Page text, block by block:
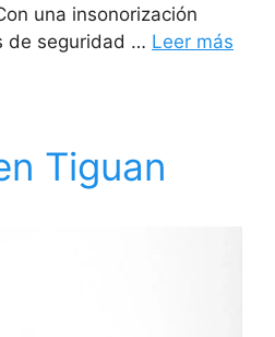
una insonorización
de seguridad … Leer más
Tiguan